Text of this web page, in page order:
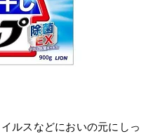
ルスなどにおいの元にしっ